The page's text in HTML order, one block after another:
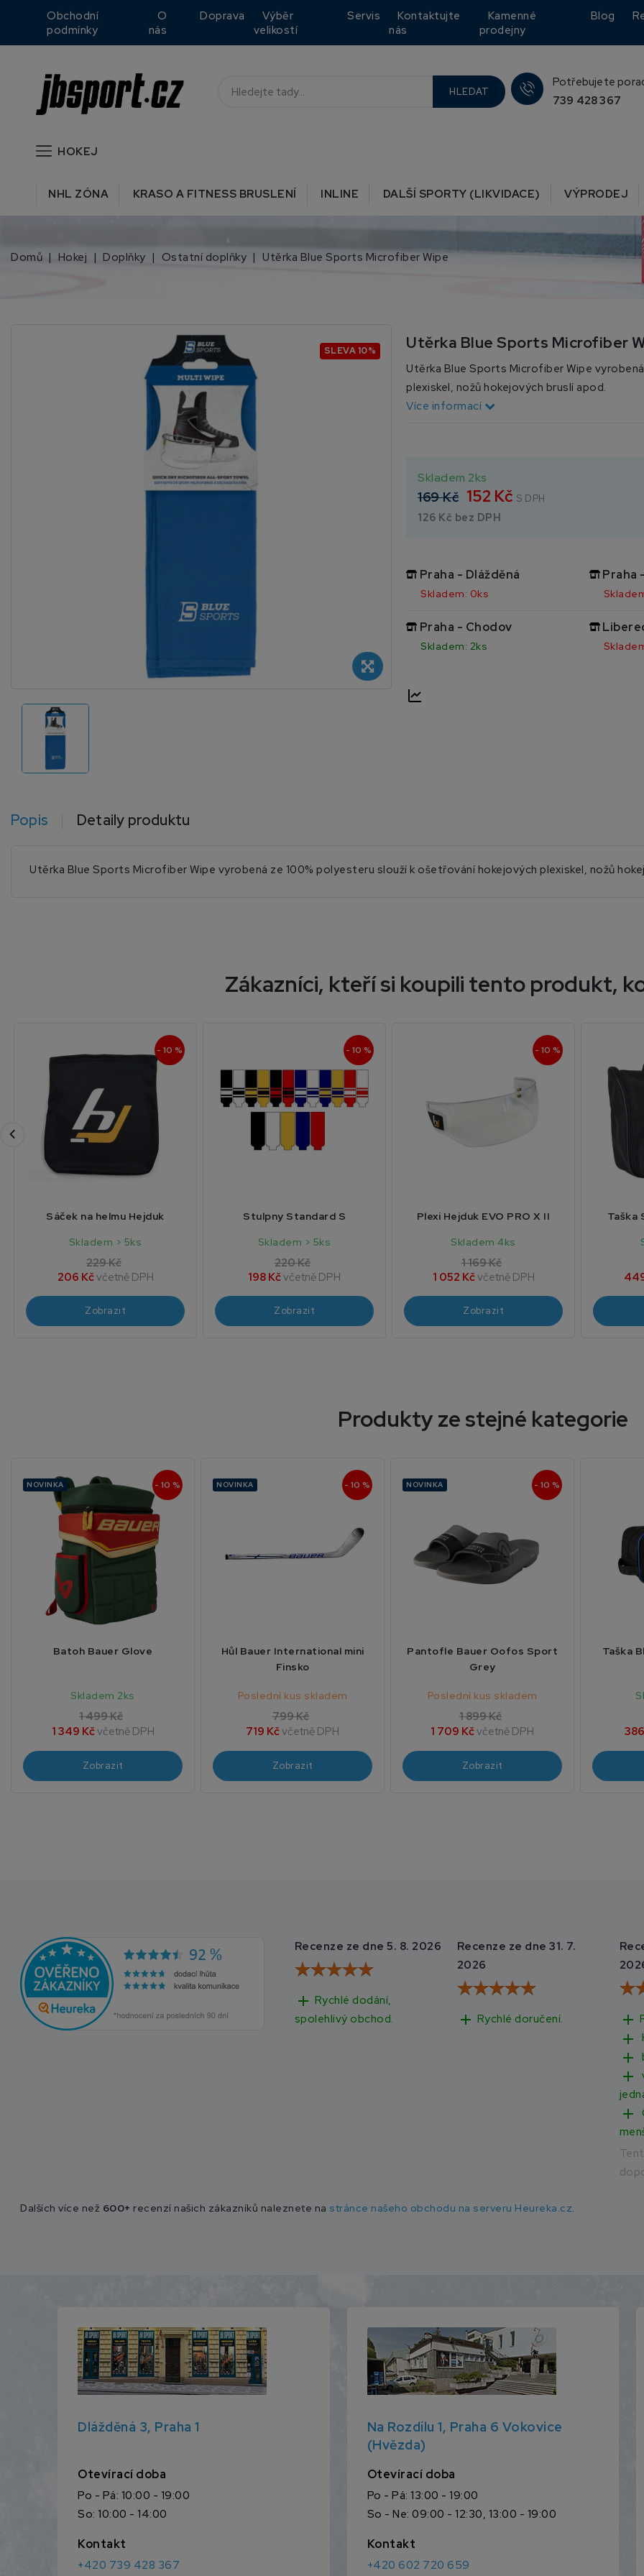
Obchodní
podmínky
O
nás
Doprava
Výběr
velikostí
Servis
Kontaktujte
nás
Kamenné
prodejny
Blog
HLEDAT
Potřebujete
739 428 367
HOKEJ
NHL ZÓNA KRASO A FITNESS BRUSLENÍ INLINE DALŠÍ SPORTY (LIKVIDACE) VÝPRODEJ
Domů Hokej Doplňky Ostatní doplňky Utěrka Blue Sports Microfiber Wipe
SLEVA 10% Utěrka Blue Sports Microfiber
Utěrka Blue Sports Microfiber Wipe
plexiskel, nožů hokejových bruslí apod.
Více informací
Skladem 2ks
169 Kč 152 Kč S DPH
126 Kč bez DPH
Praha - Dlážděná
Skladem: 0ks
Praha
Praha - Chodov
Skladem: 2ks
Popis Detaily produktu
Utěrka Blue Sports Microfiber Wipe vyrobená ze 100% polyesteru slouží k ošetřování hokejových plexiskel, nožů
Zákazníci, kteří si koupili tento produkt,
- 10 %
Sáček na helmu Hejduk
Skladem > 5ks
229 Kč
206 Kčvčetně DPH
Zobrazit
- 10 %
Stulpny Standard S
Skladem > 5ks
220 Kč
198 Kčvčetně DPH
Zobrazit
- 10 %
Plexi Hejduk EVO PRO X II
Skladem 4ks
1 169 Kč
1 052 Kčvčetně DPH
Zobrazit
Taška
Produkty ze stejné kategorie
NOVINKA - 10 %
Batoh Bauer Glove
Skladem 2ks
1 499 Kč
1 349 Kčvčetně DPH
Zobrazit
NOVINKA - 10 %
Hůl Bauer International mini
Finsko
Poslední kus skladem
799 Kč
719 Kčvčetně DPH
Zobrazit
NOVINKA - 10 %
Pantofle Bauer Oofos Sport
Grey
Poslední kus skladem
1 899 Kč
1 709 Kčvčetně DPH
Zobrazit
Taška
Recenze ze dne 5. 8. 2026
add Rychlé dodání,
spolehlivý obchod.
Recenze ze dne 31. 7.
2026
add Rychlé doručení. add
add
add
add
add
Dalších více než 600+ recenzí našich zákazníků naleznete na stránce našeho obchodu na serveru Heureka.cz.
Dlážděná 3, Praha 1
Otevírací doba
Po - Pá: 10:00 - 19:00
So: 10:00 - 14:00
Kontakt
+420 739 428 367
Na Rozdílu 1, Praha 6 Vokovice
(Hvězda)
Otevírací doba
Po - Pá: 13:00 - 19:00
So - Ne: 09:00 - 12:30, 13:00 - 19:00
Kontakt
+420 602 720 659